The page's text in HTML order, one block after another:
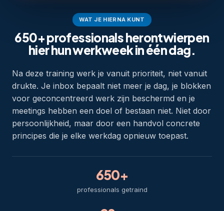
WAT JE HIERNA KUNT
650+ professionals herontwierpen
hier hun werkweek in één dag.
Na deze training werk je vanuit prioriteit, niet vanuit
drukte. Je inbox bepaalt niet meer je dag, je blokken
voor geconcentreerd werk zijn beschermd en je
meetings hebben een doel of bestaan niet. Niet door
persoonlijkheid, maar door een handvol concrete
principes die je elke werkdag opnieuw toepast.
650+
professionals getraind